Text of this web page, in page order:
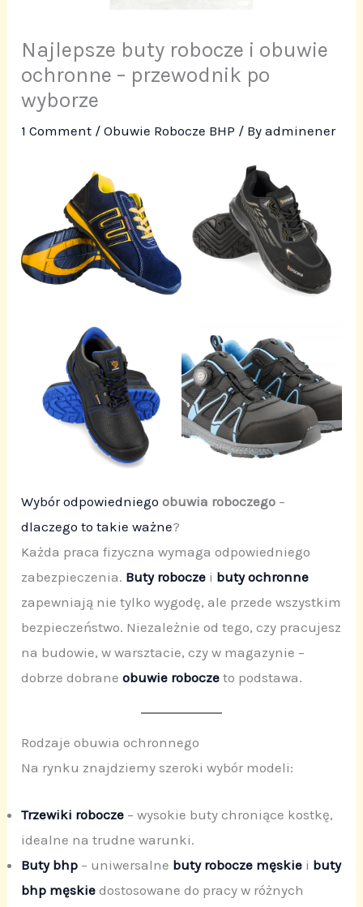
Najlepsze buty robocze i obuwie
ochronne – przewodnik po
wyborze
1 Comment /Obuwie Robocze BHP / Byadminener
Wybór odpowiedniego obuwia roboczego –
dlaczego to takie ważne?
Każda praca fizyczna wymaga odpowiedniego
zabezpieczenia. Buty robocze i buty ochronne
zapewniają nie tylko wygodę, ale przede wszystkim
bezpieczeństwo. Niezależnie od tego, czy pracujesz
na budowie, w warsztacie, czy w magazynie –
dobrze dobraneobuwie robocze to podstawa.
Rodzaje obuwia ochronnego
Na rynku znajdziemy szeroki wybór modeli:
Trzewiki robocze – wysokie buty chroniące kostkę,
idealne na trudne warunki.
Buty bhp – uniwersalne buty robocze męskie i buty
bhp męskie dostosowane do pracy w różnych